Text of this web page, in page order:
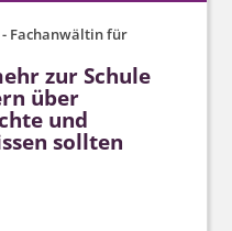
Fachanwältin für
zur Schule
über
und
sollten